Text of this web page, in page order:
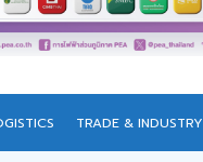
TRADE & INDUSTRY